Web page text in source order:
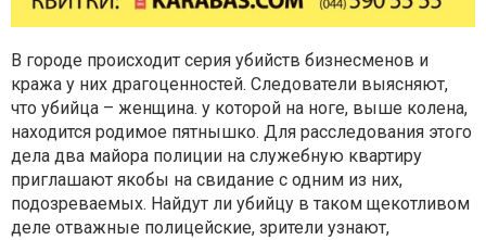
В городе происходит серия убийств бизнесменов и
кража у них драгоценностей. Следователи выясняют,
что убийца – женщина. у которой на ноге, выше колена,
находится родимое пятнышко. Для расследования этого
дела два майора полиции на служебную квартиру
приглашают якобы на свидание с одним из них,
подозреваемых. Найдут ли убийцу в таком щекотливом
деле отважные полицейские, зрители узнают,